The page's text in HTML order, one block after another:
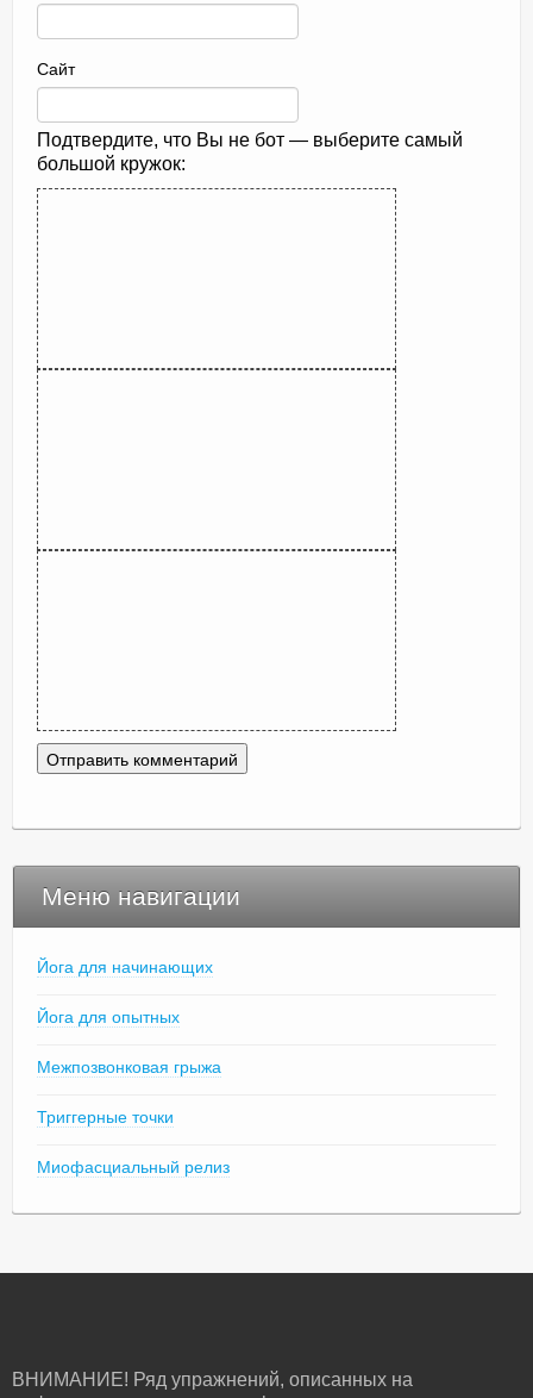
Сайт
Подтвердите, что Вы не бот — выберите самый
большой кружок:
Меню навигации
Йога для начинающих
Йога для опытных
Межпозвонковая грыжа
Триггерные точки
Миофасциальный релиз
ВНИМАНИЕ! Ряд упражнений, описанных на